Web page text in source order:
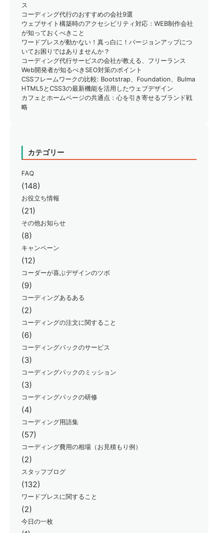
ス
コーディング代行のおすすめの会社9選
ウェブサイト構築時のアクセシビリティ対応：WEB制作会社
が知っておくべきこと
ワードプレスが動かない！真っ白に！バージョンアップにつ
いてお困りではありませんか？
コーディング代行サービスの会社が教える、フリーランス
Web開発者が知るべきSEO対策のポイント
CSSフレームワークの比較: Bootstrap、Foundation、Bulma
HTML5とCSS3の最新機能を活用したウェブデザイン
カフェとホームページの共通点：心を引き寄せるブランド戦
略
カテゴリー
FAQ
(148)
お役立ち情報
(21)
その他お知らせ
(8)
キャンペーン
(12)
コーダーが喜ぶデザインのツボ
(9)
コーディングあるある
(2)
コーディングの注文に関すること
(6)
コーディングパックのサービス
(3)
コーディングパックのミッション
(3)
コーディングパックの研修
(4)
コーディング用語集
(57)
コーディング費用の相場（お見積もり例）
(2)
スタッフブログ
(132)
ワードプレスに関すること
(2)
今日の一枚